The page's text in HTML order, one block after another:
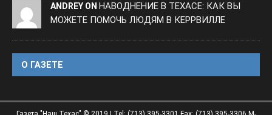
ANDREY ON НАВОДНЕНИЕ В ТЕХАСЕ: КАК ВЫ
МОЖЕТЕ ПОМОЧЬ ЛЮДЯМ В КЕРРВИЛЛЕ
O ГАЗЕТЕ